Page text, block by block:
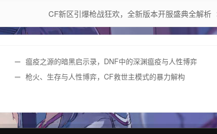
CF新区引爆枪战狂欢，全新版本开服盛典全解析
瘟疫之源的暗黑启示录，DNF中的深渊瘟疫与人性博弈
枪火、生存与人性博弈，CF救世主模式的暴力解构